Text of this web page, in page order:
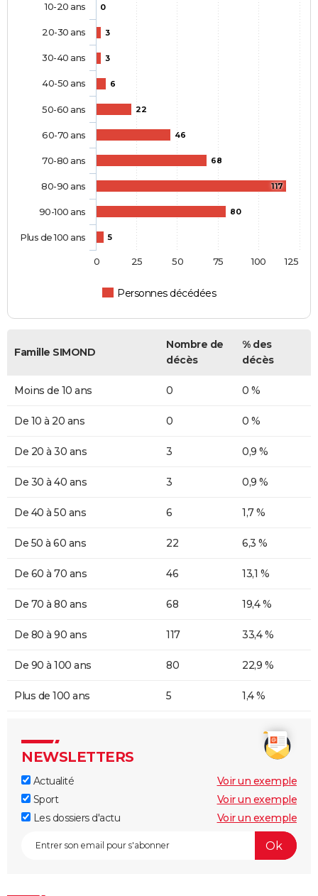
0
3
3
6
22
46
68
117
80
5
Personnes décédées
10-20 ans
20-30 ans
30-40 ans
40-50 ans
50-60 ans
60-70 ans
70-80 ans
80-90 ans
90-100 ans
Plus de 100 ans
0 100
25 50 75 125
Famille SIMOND
Nombre de
décès
% des
décès
Moins de 10 ans 0 0 %
De 10 à 20 ans 0 0 %
De 20 à 30 ans 3 0,9 %
De 30 à 40 ans 3 0,9 %
De 40 à 50 ans 6 1,7 %
De 50 à 60 ans 22 6,3 %
De 60 à 70 ans 46 13,1 %
De 70 à 80 ans 68 19,4 %
De 80 à 90 ans 117 33,4 %
De 90 à 100 ans 80 22,9 %
Plus de 100 ans 5 1,4 %
NEWSLETTERS
Actualité
Voir un exemple
Sport
Voir un exemple
Les dossiers d'actu
Voir un exemple